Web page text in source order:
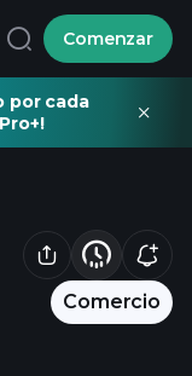
Comenzar
por cada
Comercio